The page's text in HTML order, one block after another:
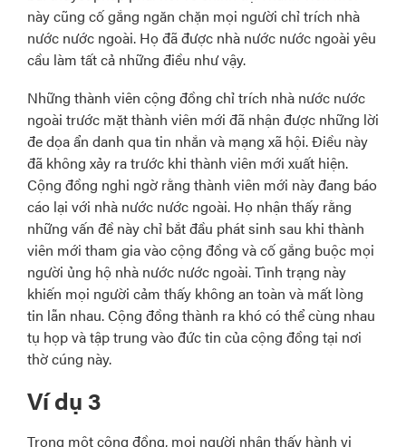
này cũng cố gắng ngăn chặn mọi người chỉ trích nhà
nước nước ngoài. Họ đã được nhà nước nước ngoài yêu
cầu làm tất cả những điều như vậy.
Những thành viên cộng đồng chỉ trích nhà nước nước
ngoài trước mặt thành viên mới đã nhận được những lời
đe dọa ẩn danh qua tin nhắn và mạng xã hội. Điều này
đã không xảy ra trước khi thành viên mới xuất hiện.
Cộng đồng nghi ngờ rằng thành viên mới này đang báo
cáo lại với nhà nước nước ngoài. Họ nhận thấy rằng
những vấn đề này chỉ bắt đầu phát sinh sau khi thành
viên mới tham gia vào cộng đồng và cố gắng buộc mọi
người ủng hộ nhà nước nước ngoài. Tình trạng này
khiến mọi người cảm thấy không an toàn và mất lòng
tin lẫn nhau. Cộng đồng thành ra khó có thể cùng nhau
tụ họp và tập trung vào đức tin của cộng đồng tại nơi
thờ cúng này.
Ví dụ 3
Trong một cộng đồng, mọi người nhận thấy hành vi